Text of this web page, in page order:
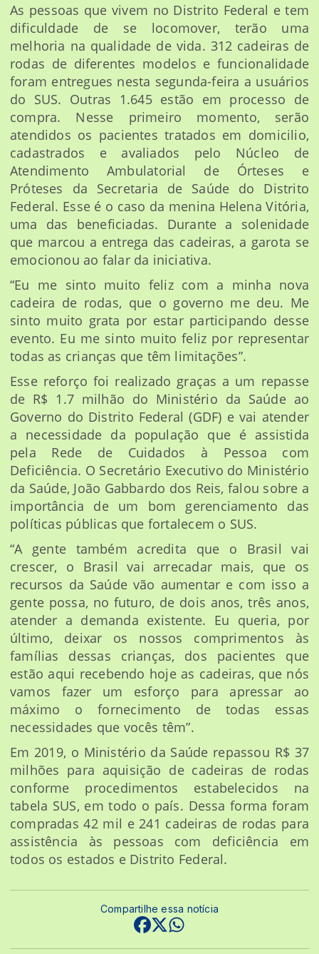
As pessoas que vivem no Distrito Federal e tem
dificuldade de se locomover, terão uma
melhoria na qualidade de vida. 312 cadeiras de
rodas de diferentes modelos e funcionalidade
foram entregues nesta segunda-feira a usuários
do SUS. Outras 1.645 estão em processo de
compra. Nesse primeiro momento, serão
atendidos os pacientes tratados em domicilio,
cadastrados e avaliados pelo Núcleo de
Atendimento Ambulatorial de Órteses e
Próteses da Secretaria de Saúde do Distrito
Federal. Esse é o caso da menina Helena Vitória,
uma das beneficiadas. Durante a solenidade
que marcou a entrega das cadeiras, a garota se
emocionou ao falar da iniciativa.
“Eu me sinto muito feliz com a minha nova
cadeira de rodas, que o governo me deu. Me
sinto muito grata por estar participando desse
evento. Eu me sinto muito feliz por representar
todas as crianças que têm limitações”.
Esse reforço foi realizado graças a um repasse
de R$ 1.7 milhão do Ministério da Saúde ao
Governo do Distrito Federal (GDF) e vai atender
a necessidade da população que é assistida
pela Rede de Cuidados à Pessoa com
Deficiência. O Secretário Executivo do Ministério
da Saúde, João Gabbardo dos Reis, falou sobre a
importância de um bom gerenciamento das
políticas públicas que fortalecem o SUS.
“A gente também acredita que o Brasil vai
crescer, o Brasil vai arrecadar mais, que os
recursos da Saúde vão aumentar e com isso a
gente possa, no futuro, de dois anos, três anos,
atender a demanda existente. Eu queria, por
último, deixar os nossos comprimentos às
famílias dessas crianças, dos pacientes que
estão aqui recebendo hoje as cadeiras, que nós
vamos fazer um esforço para apressar ao
máximo o fornecimento de todas essas
necessidades que vocês têm”.
Em 2019, o Ministério da Saúde repassou R$ 37
milhões para aquisição de cadeiras de rodas
conforme procedimentos estabelecidos na
tabela SUS, em todo o país. Dessa forma foram
compradas 42 mil e 241 cadeiras de rodas para
assistência às pessoas com deficiência em
todos os estados e Distrito Federal.
Compartilhe essa notícia